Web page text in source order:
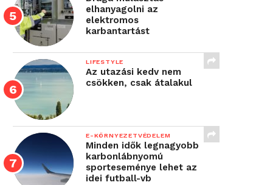
elhanyagolni az
elektromos
karbantartást
LIFESTYLE
Az utazási kedv nem
csökken, csak átalakul
E-KÖRNYEZETVÉDELEM
Minden idők legnagyobb
karbonlábnyomú
sporteseménye lehet az
idei futball-vb